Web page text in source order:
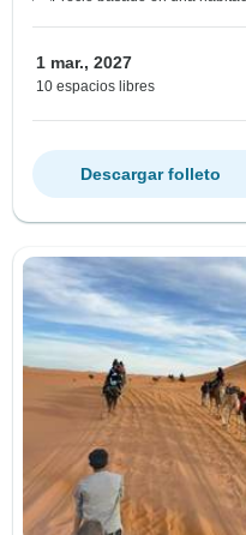
1 mar., 2027
10 espacios libres
Descargar folleto